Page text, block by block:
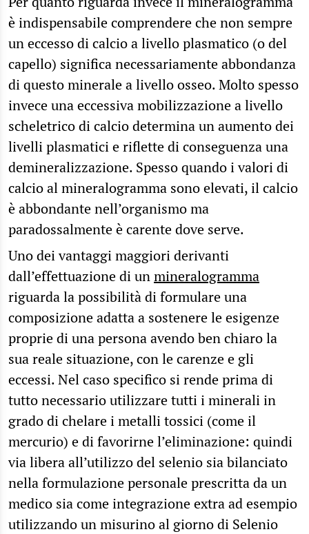
è indispensabile comprendere che non sempre
un eccesso di calcio a livello plasmatico (o del
capello) significa necessariamente abbondanza
di questo minerale a livello osseo. Molto spesso
invece una eccessiva mobilizzazione a livello
scheletrico di calcio determina un aumento dei
livelli plasmatici e riflette di conseguenza una
demineralizzazione. Spesso quando i valori di
calcio al mineralogramma sono elevati, il calcio
è abbondante nell’organismo ma
paradossalmente è carente dove serve.
Uno dei vantaggi maggiori derivanti
dall’effettuazione di unmineralogramma
riguarda la possibilità di formulare una
composizione adatta a sostenere le esigenze
proprie di una persona avendo ben chiaro la
sua reale situazione, con le carenze e gli
eccessi. Nel caso specifico si rende prima di
tutto necessario utilizzare tutti i minerali in
grado di chelare i metalli tossici (come il
mercurio) e di favorirne l’eliminazione: quindi
via libera all’utilizzo del selenio sia bilanciato
nella formulazione personale prescritta da un
medico sia come integrazione extra ad esempio
utilizzando un misurino al giorno di Selenio